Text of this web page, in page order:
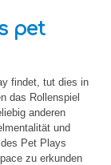
pet
findet, tut dies in
das Rollenspiel
anderen
und
Pet Plays
zu erkunden